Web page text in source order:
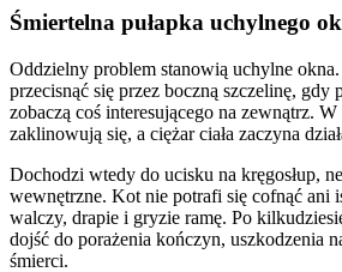
Śmiertelna pułapka uchylnego
Oddzielny problem stanowią uchylne
przecisnąć się przez boczną szczelinę, gdy
zobaczą coś interesującego na zewnątrz. W
zaklinowują się, a ciężar ciała zaczyna
Dochodzi wtedy do ucisku na kręgosłup,
wewnętrzne. Kot nie potrafi się cofnąć ani
walczy, drapie i gryzie ramę. Po
dojść do porażenia kończyn, uszkodzenia
śmierci.